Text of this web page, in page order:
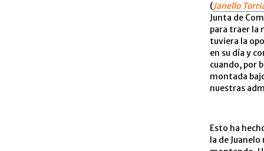
(Janello
Junta de
para traer la
tuviera la
en su día y
cuando, por
montada
nuestras
Esto ha
la de